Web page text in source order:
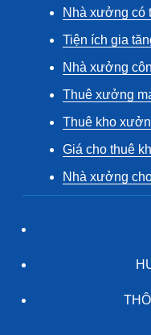
Nhà xưởng có
Tiện ích gia
Nhà xưởng
Thuê xưởng
Thuê kho
Giá cho thuê
Nhà xưởng